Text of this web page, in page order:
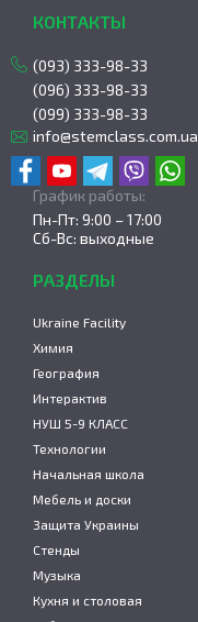
КОНТАКТЫ
(093) 333-98-33
(096) 333-98-33
(099) 333-98-33
info@stemclass.com.ua
График работы:
Пн-Пт: 9:00 – 17:00
Сб-Вс: выходные
РАЗДЕЛЫ
Ukraine Facility
Химия
География
Интерактив
НУШ 5-9 КЛАСС
Технологии
Начальная школа
Мебель и доски
Защита Украины
Стенды
Музыка
Кухня и столовая